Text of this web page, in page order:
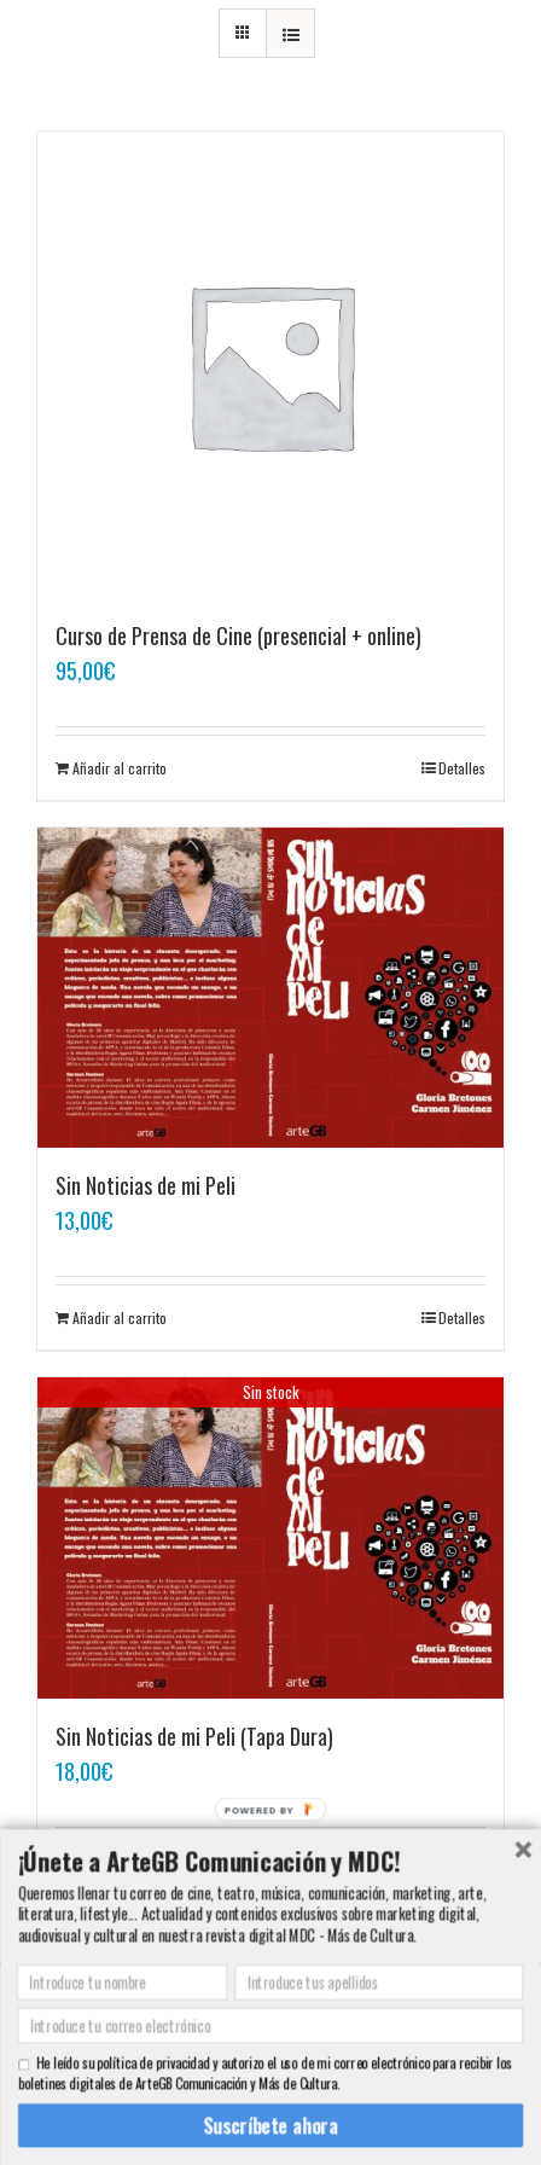
Curso de Prensa de Cine (presencial + online)
95,00€
Añadir al carrito Detalles
Sin Noticias de mi Peli
13,00€
Añadir al carrito Detalles
Sin stock
Sin Noticias de mi Peli (Tapa Dura)
18,00€
Detalles
Copyright 2000 - 2016 ArteGB | Todos los derechos reservados |Aviso legal -
Condiciones de Venta y Privacidad - Política de Cookies
info@artegb.com - 915 221 343.
Twitter YouTubePinterestInstagram
¡Únete a ArteGB Comunicación y MDC!
Queremos llenar tu correo de cine, teatro, música, comunicación, marketing, arte,
literatura, lifestyle... Actualidad y contenidos exclusivos sobre marketing digital,
audiovisual y cultural en nuestra revista digital MDC - Más de Cultura.
Suscríbete ahora
He leído su política de privacidad y autorizo el uso de mi correo electrónico para recibir los
boletines digitales de ArteGB Comunicación y Más de Cultura.
POWERED BY